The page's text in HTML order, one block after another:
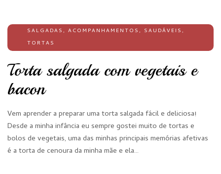
SALGADAS, ACOMPANHAMENTOS, SAUDÁVEIS,
TORTAS
Torta salgada com vegetais e
bacon
Vem aprender a preparar uma torta salgada fácil e deliciosa!
Desde a minha infância eu sempre gostei muito de tortas e
bolos de vegetais, uma das minhas principais memórias afetivas
é a torta de cenoura da minha mãe e ela…